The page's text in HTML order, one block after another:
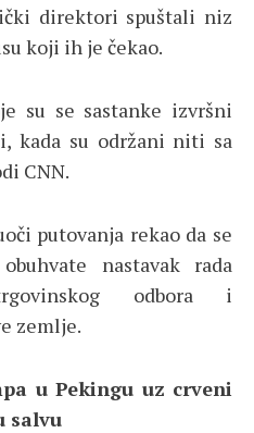
direktori spuštali niz
koji ih je čekao.
su se sastanke izvršni
kada su održani niti sa
CNN.
putovanja rekao da se
nastavak rada
odbora i
zemlje.
u Pekingu uz crveni
salvu